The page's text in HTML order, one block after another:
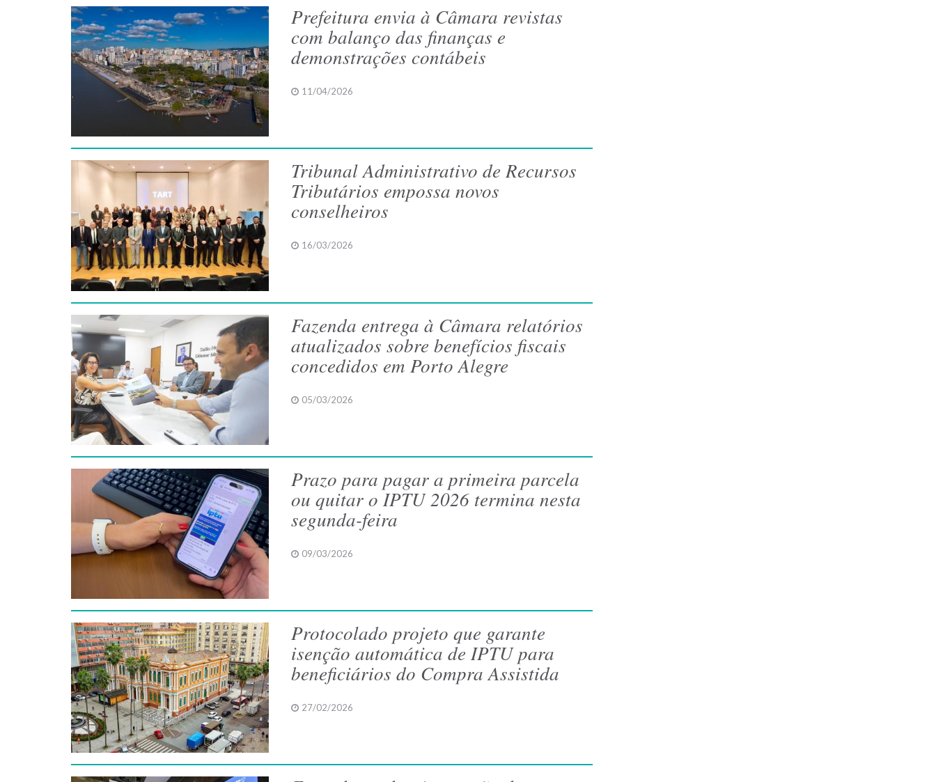
Prefeitura envia à Câmara revistas
com balanço das finanças e
demonstrações contábeis
11/04/2026
Tribunal Administrativo de Recursos
Tributários empossa novos
conselheiros
16/03/2026
Fazenda entrega à Câmara relatórios
atualizados sobre benefícios fiscais
concedidos em Porto Alegre
05/03/2026
Prazo para pagar a primeira parcela
ou quitar o IPTU 2026 termina nesta
segunda-feira
09/03/2026
Protocolado projeto que garante
isenção automática de IPTU para
beneficiários do Compra Assistida
27/02/2026